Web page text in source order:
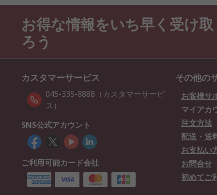
お得な情報をいち早く受け取
ろう
カスタマーサービス
045-335-8888（カスタマーサービ
ス）
SNS公式アカウント
ご利用可能カード会社
その他の
お客様サ
マイアカ
注文方法
配送・送
お支払い
お問合せ
初めてご